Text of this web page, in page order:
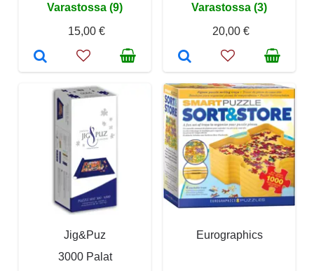
Varastossa (9)
15,00 €
Varastossa (3)
20,00 €
Jig&Puz
3000 Palat
Eurographics